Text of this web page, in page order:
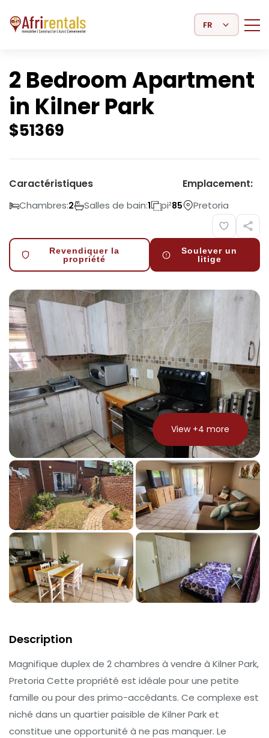
Select Language
2 Bedroom Apartment
in Kilner Park
$51369
Caractéristiques
Chambres:2 Salles de bain:1 pi²85
Emplacement:
Pretoria
Revendiquer la
propriété
Soulever un
litige
View +4 more
Description
Magnifique duplex de 2 chambres à vendre à Kilner Park,
Pretoria Cette propriété est idéale pour une petite
famille ou pour des primo-accédants. Ce complexe est
niché dans un quartier paisible de Kilner Park et
constitue une opportunité à ne pas manquer. Le